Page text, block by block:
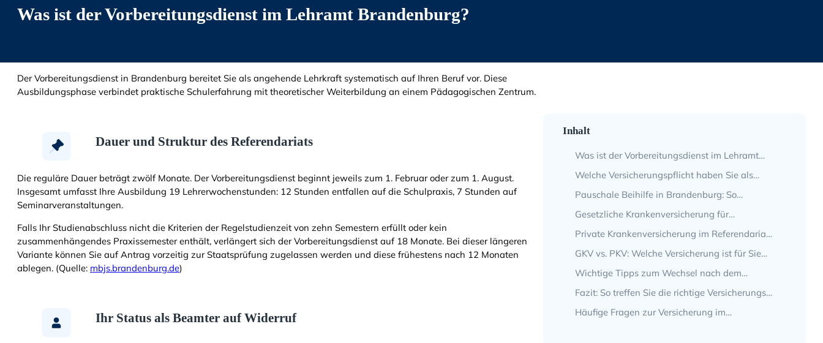
Was ist der Vorbereitungs­dienst im Lehramt Brandenburg?
Der Vorbereitungsdienst in Brandenburg bereitet Sie als angehende Lehrkraft systematisch auf Ihren Beruf vor. Diese
Ausbildungsphase verbindet praktische Schulerfahrung mit theoretischer Weiterbildung an einem Pädagogischen Zentrum.
Dauer und Struktur des Referendariats
Die reguläre Dauer beträgt zwölf Monate. Der Vorbereitungsdienst beginnt jeweils zum 1. Februar oder zum 1. August.
Insgesamt umfasst Ihre Ausbildung 19 Lehrerwochenstunden: 12 Stunden entfallen auf die Schulpraxis, 7 Stunden auf
Seminarveranstaltungen.
Falls Ihr Studienabschluss nicht die Kriterien der Regelstudienzeit von zehn Semestern erfüllt oder kein
zusammenhängendes Praxissemester enthält, verlängert sich der Vorbereitungsdienst auf 18 Monate. Bei dieser längeren
Variante können Sie auf Antrag vorzeitig zur Staatsprüfung zugelassen werden und diese frühestens nach 12 Monaten
ablegen. (Quelle: mbjs.brandenburg.de)
Ihr Status als Beamter auf Widerruf
Inhalt
Was ist der Vorbereitungs­dienst im Lehramt
Brandenburg?
Welche Versicherungs­pflicht haben Sie als
Referendar in Brandenburg?
Pauschale Beihilfe in Brandenburg: So
funktioniert sie für Sie
Gesetzliche Kranken­versicherung für
Referendare: Vorteile und Kosten
Private Kranken­versicherung im Referendariat:
Warum lohnt sie sich für Sie?
GKV vs. PKV: Welche Versicherung ist für Sie
günstiger und besser?
Wichtige Tipps zum Wechsel nach dem
Referendariat
Fazit: So treffen Sie die richtige Versicherungs­
entscheidung
Häufige Fragen zur Versicherung im